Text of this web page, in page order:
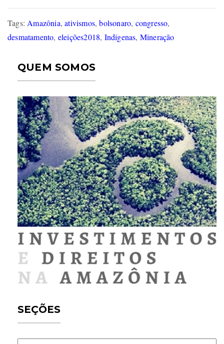
Tags: Amazônia,ativismos,bolsonaro, congresso,
desmatamento, eleições2018, Indígenas, Mineração
QUEM SOMOS
SEÇÕES